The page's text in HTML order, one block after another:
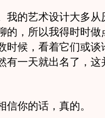
的艺术设计大多从
的，所以我得时时做
时候，看着它们或谈
有一天就出名了，这
你的话，真的。